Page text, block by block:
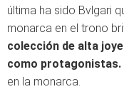
última ha sido Bvlgari
monarca en el trono
colección de alta
como protagonistas.
en la monarca.